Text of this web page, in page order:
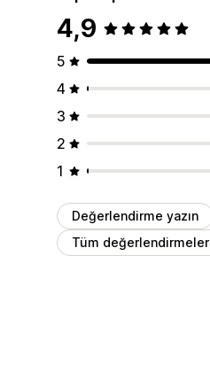
4,9
5
4
3
2
1
Değerlendirme yazın
Tüm değerlendirmeler